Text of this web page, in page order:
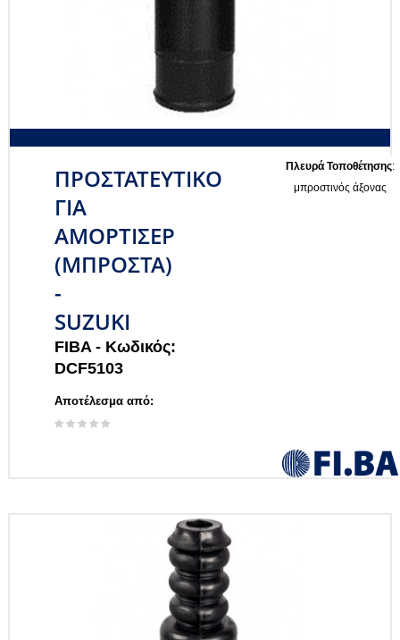
ΠΡΟΣΤΑΤΕΥΤΙΚΟ
ΓΙΑ
ΑΜΟΡΤΙΣΕΡ
(ΜΠΡΟΣΤΑ)
-
SUZUKI
FIBA - Κωδικός:
DCF5103
Αποτέλεσμα από:
Πλευρά Τοποθέτησης:
μπροστινός άξονας